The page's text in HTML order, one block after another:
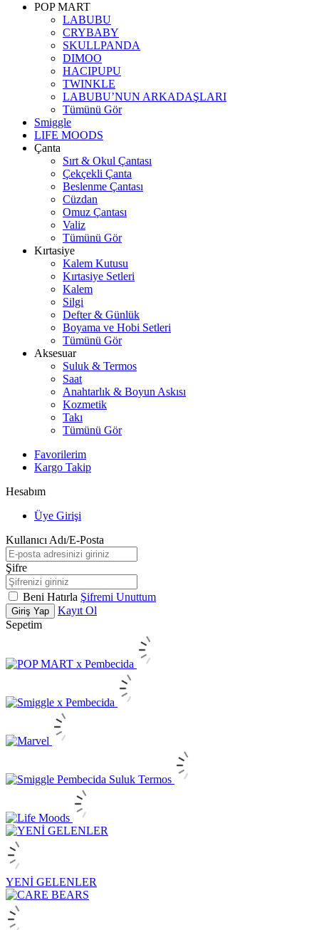
POP MART
LABUBU
CRYBABY
SKULLPANDA
DIMOO
HACIPUPU
TWINKLE
LABUBU’NUN ARKADAŞLARI
Tümünü Gör
Smiggle
LIFE MOODS
Çanta
Sırt & Okul Çantası
Çekçekli Çanta
Beslenme Çantası
Cüzdan
Omuz Çantası
Valiz
Tümünü Gör
Kırtasiye
Kalem Kutusu
Kırtasiye Setleri
Kalem
Silgi
Defter & Günlük
Boyama ve Hobi Setleri
Tümünü Gör
Aksesuar
Suluk & Termos
Saat
Anahtarlık & Boyun Askısı
Kozmetik
Takı
Tümünü Gör
Favorilerim
Kargo Takip
Hesabım
Üye Girişi
Kullanıcı Adı/E-Posta
Şifre
Beni Hatırla Şifremi Unuttum
Giriş Yap
Kayıt Ol
Sepetim
YENİ GELENLER